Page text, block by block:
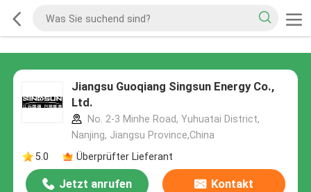
Jiangsu Guoqiang Singsun Energy Co.,
Ltd.
No. 2-3 Minhe Road, Yuhuatai District,
Nanjing, Jiangsu Province,China
5.0
Überprüfter Lieferant
Jetzt anrufen Kontakt